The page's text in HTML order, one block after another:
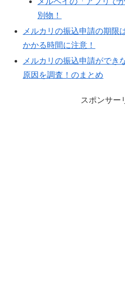
別物！
メルカリの振込申請の期限
かかる時間に注意！
メルカリの振込申請ができ
原因を調査！のまとめ
スポンサー